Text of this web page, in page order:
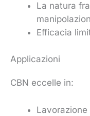
La natura
Efficacia
Applicazioni
CBN eccelle in: